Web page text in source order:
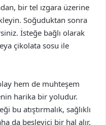
bir tel ızgara üzerine
Soğuduktan sonra
İsteğe bağlı olarak
çikolata sosu ile
hem de muhteşem
harika bir yoludur.
bu atıştırmalık, sağlıklı
da besleyici bir hal alır.